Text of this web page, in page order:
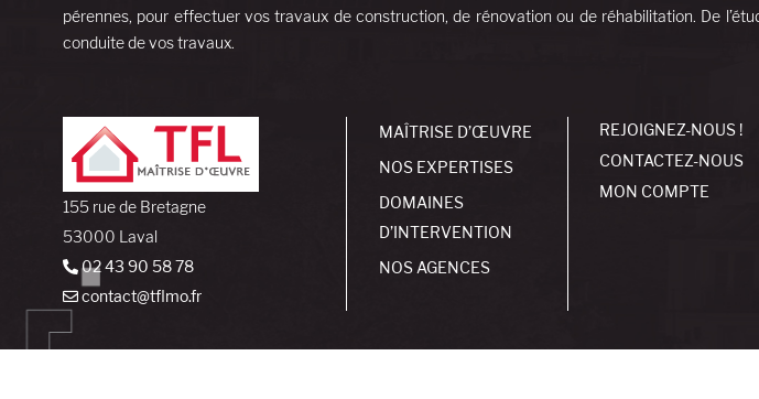
pérennes, pour effectuer vos travaux de construction, de rénovation ou de réhabilitation. De
conduite de vos travaux.
155 rue de Bretagne
53000 Laval
02 43 90 58 78
contact@tflmo.fr
MAÎTRISE D’ŒUVRE
NOS EXPERTISES
DOMAINES
D’INTERVENTION
NOS AGENCES
REJOIGNEZ-NOUS !
CONTACTEZ-NOUS
MON COMPTE